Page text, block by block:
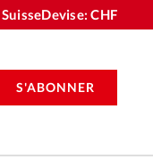
Devise:CHF
S'ABONNER